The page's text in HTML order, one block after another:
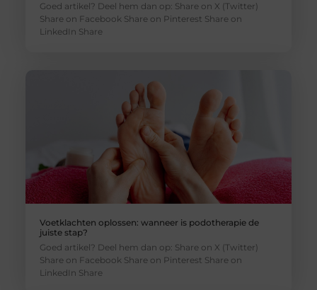
Goed artikel? Deel hem dan op: Share on X (Twitter)
Share on Facebook Share on Pinterest Share on
LinkedIn Share
Voetklachten oplossen: wanneer is podotherapie de
juiste stap?
Goed artikel? Deel hem dan op: Share on X (Twitter)
Share on Facebook Share on Pinterest Share on
LinkedIn Share